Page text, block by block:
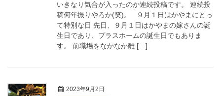
いきなり気合が入ったのか連続投稿です。 連続投
稿何年振りやろか(笑)。 ９月１日はかやまにとっ
て特別な日 先日、９月１日はかやまの嫁さんの誕
生日であり、プラスホームの誕生日でもありま
す。 前職場をなかなか離 […]
2023年9月2日